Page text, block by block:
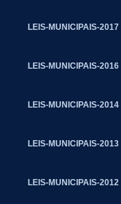
LEIS-MUNICIPAIS-2017
LEIS-MUNICIPAIS-2016
LEIS-MUNICIPAIS-2014
LEIS-MUNICIPAIS-2013
LEIS-MUNICIPAIS-2012